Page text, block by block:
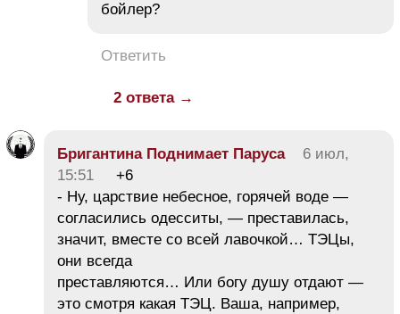
бойлер?
Ответить
2 ответа →
Бригантина Поднимает Паруса
6 июл,
15:51
+6
- Ну, царствие небесное, горячей воде —
согласились одесситы, — преставилась,
значит, вместе со всей лавочкой… ТЭЦы,
они всегда
преставляются… Или богу душу отдают —
это смотря какая ТЭЦ. Ваша, например,